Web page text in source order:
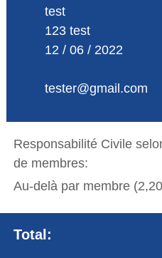
test
123 test
12 / 06 / 2022
tester@gmail.com
Responsabilité Civile
de membres:
Au-delà par membre
Total: